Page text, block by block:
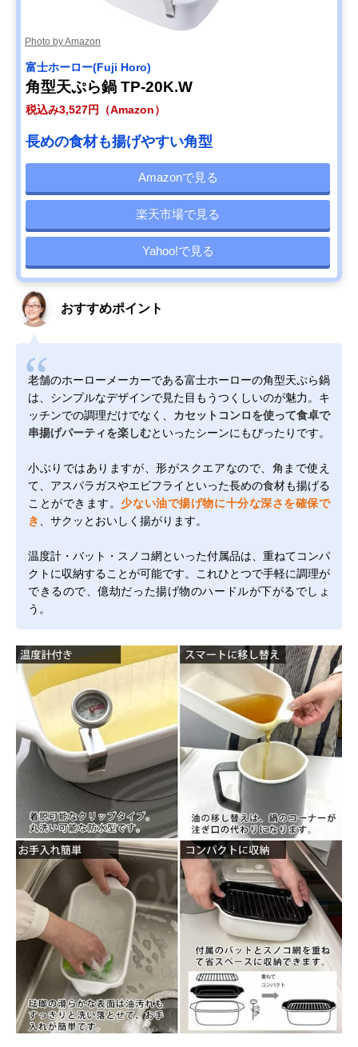
Photo by Amazon
‎富士ホーロー(Fuji Horo)
角型天ぷら鍋 TP-20K.W
税込み3,527円（Amazon）
長めの食材も揚げやすい角型
Amazonで見る
楽天市場で見る
Yahoo!で見る
おすすめポイント
老舗のホーローメーカーである富士ホーローの角型天ぷら鍋
は、シンプルなデザインで見た目もうつくしいのが魅力。キ
ッチンでの調理だけでなく、 カセットコンロを使って食卓で
串揚げパーティを楽しむといったシーンにもぴったりです。
小ぶりではありますが、形がスクエアなので、角まで使え
て、アスパラガスやエビフライといった長めの食材も揚げる
ことができます。少ない油で揚げ物に十分な深さを確保で
き
、サクッとおいしく揚がります。
温度計・バット・スノコ網といった付属品は、重ねてコンパ
クトに収納することが可能です。これひとつで手軽に調理が
できるので、億劫だった揚げ物のハードルが下がるでしょ
う。